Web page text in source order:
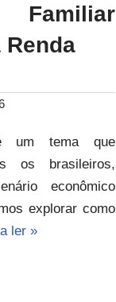
Familiar
Renda
é um tema que
os brasileiros,
econômico
explorar como
ler »